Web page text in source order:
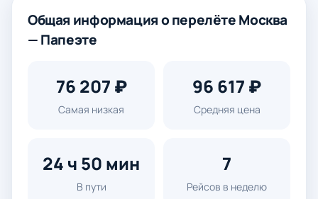
Общая информация о перелёте Москва
— Папеэте
76 207 ₽
Самая низкая
96 617 ₽
Средняя цена
24 ч 50 мин
В пути
7
Рейсов в неделю